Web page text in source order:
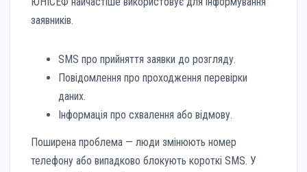
заявників.
SMS про прийняття заявки до розгляду.
Повідомлення про проходження перевірки
даних.
Інформація про схвалення або відмову.
Поширена проблема — люди змінюють номер
телефону або випадково блокують короткі SMS. У